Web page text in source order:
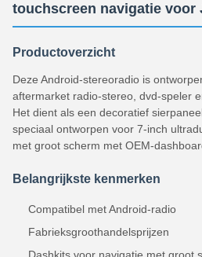
touchscreen navigatie voor
Productoverzicht
Deze Android-stereoradio is
aftermarket radio-stereo, dvd-speler
Het dient als een decoratief
speciaal ontworpen voor 7-inch
met groot scherm met OEM-
Belangrijkste kenmerken
Compatibel met Android-radio
Fabrieksgroothandelsprijzen